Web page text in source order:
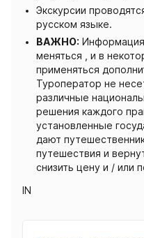
Экскурсии
русском языке.
ВАЖНО:
меняться , и в
применяться
Туроператор не
различные
решения каждого
установленные
дают
путешествия и
снизить цену и / или
IN